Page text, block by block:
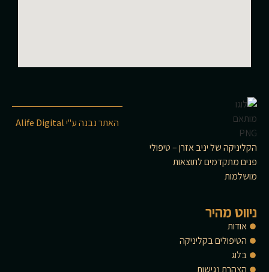
הקליניקה של יניב אזרן – טיפולי
פנים מתקדמים לתוצאות
מושלמות
ניווט מהיר
אודות
הטיפולים בקליניקה
בלוג
הצהרת נגישות
האתר נבנה ע"יAlife Digital